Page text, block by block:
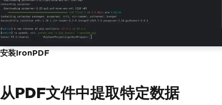
安装IronPDF
从PDF文件中提取特定数据